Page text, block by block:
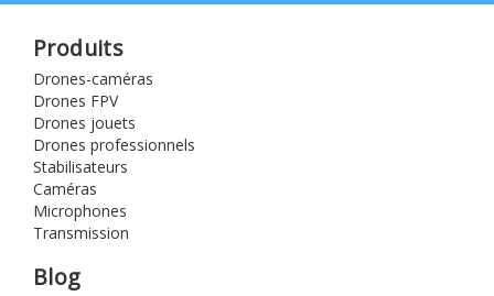
Produits
Drones-caméras
Drones FPV
Drones jouets
Drones professionnels
Stabilisateurs
Caméras
Microphones
Transmission
Blog